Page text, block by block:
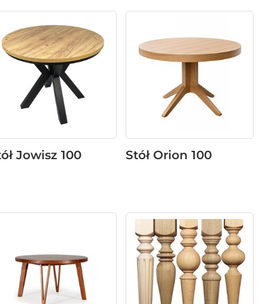
Jowisz 100 Stół Orion 100